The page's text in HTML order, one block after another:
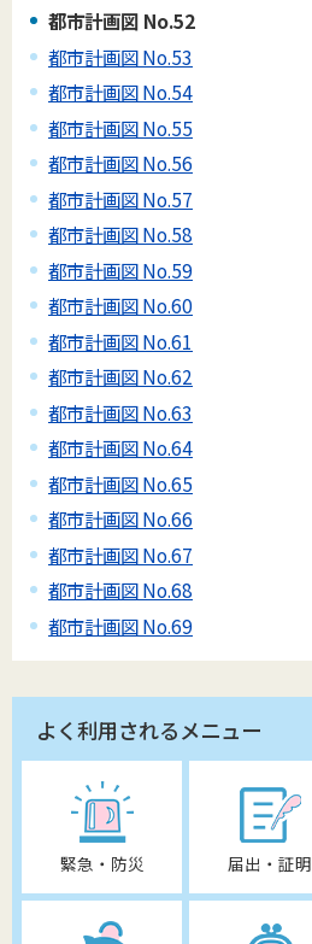
都市計画図 No.52
都市計画図 No.53
都市計画図 No.54
都市計画図 No.55
都市計画図 No.56
都市計画図 No.57
都市計画図 No.58
都市計画図 No.59
都市計画図 No.60
都市計画図 No.61
都市計画図 No.62
都市計画図 No.63
都市計画図 No.64
都市計画図 No.65
都市計画図 No.66
都市計画図 No.67
都市計画図 No.68
都市計画図 No.69
よく利用されるメニュー
緊急・防災 届出・証明